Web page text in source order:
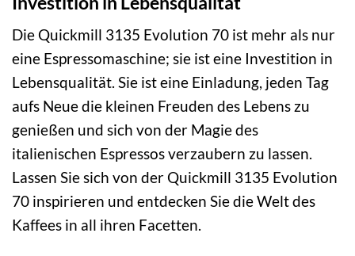
Die Quickmill 3135 Evolution 70 ist mehr als nur
eine Espressomaschine; sie ist eine Investition in
Lebensqualität. Sie ist eine Einladung, jeden Tag
aufs Neue die kleinen Freuden des Lebens zu
genießen und sich von der Magie des
italienischen Espressos verzaubern zu lassen.
Lassen Sie sich von der Quickmill 3135 Evolution
70 inspirieren und entdecken Sie die Welt des
Kaffees in all ihren Facetten.